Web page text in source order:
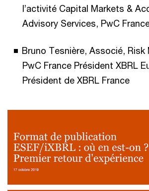
l’activité Capital Markets &
Advisory Services, PwC
Bruno Tesnière, Associé, Risk
PwC France Président XBRL
Président de XBRL France